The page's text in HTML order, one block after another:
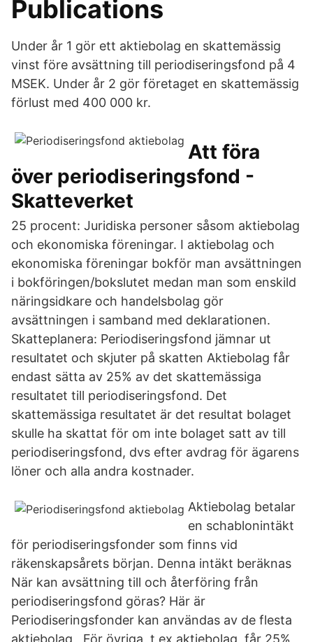
Publications
Under år 1 gör ett aktiebolag en skattemässig
vinst före avsättning till periodiseringsfond på 4
MSEK. Under år 2 gör företaget en skattemässig
förlust med 400 000 kr.
Att föra
över periodiseringsfond -
Skatteverket
25 procent: Juridiska personer såsom aktiebolag
och ekonomiska föreningar. I aktiebolag och
ekonomiska föreningar bokför man avsättningen
i bokföringen/bokslutet medan man som enskild
näringsidkare och handelsbolag gör
avsättningen i samband med deklarationen.
Skatteplanera: Periodiseringsfond jämnar ut
resultatet och skjuter på skatten Aktiebolag får
endast sätta av 25% av det skattemässiga
resultatet till periodiseringsfond. Det
skattemässiga resultatet är det resultat bolaget
skulle ha skattat för om inte bolaget satt av till
periodiser­ingsfond, dvs efter avdrag för ägarens
löner och alla andra kostnader.
Aktiebolag betalar
en schablonintäkt
för periodiseringsfonder som finns vid
räkenskapsårets början. Denna intäkt beräknas
När kan avsättning till och återföring från
periodiseringsfond göras? Här är
Periodiseringsfonder kan användas av de flesta
aktiebolag, För övriga, t ex aktiebolag, får 25%